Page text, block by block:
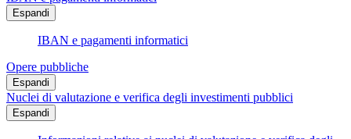
Espandi
IBAN e pagamenti informatici
Opere pubbliche
Espandi
Nuclei di valutazione e verifica degli investimenti pubblici
Espandi